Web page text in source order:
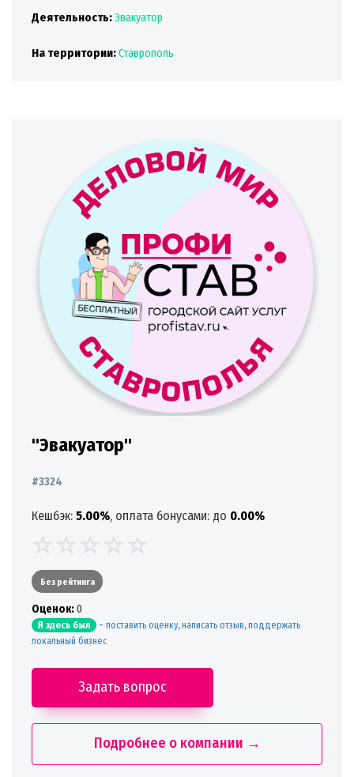
Деятельность:Эвакуатор
На территории:Ставрополь
"Эвакуатор"
#3324
Кешбэк: 5.00%, оплата бонусами: до 0.00%
Без рейтинга
Oценок:0
Я здесь был - поставить оценку, написать отзыв, поддержать
локальный бизнес
Задать вопрос
Подробнее о компании →